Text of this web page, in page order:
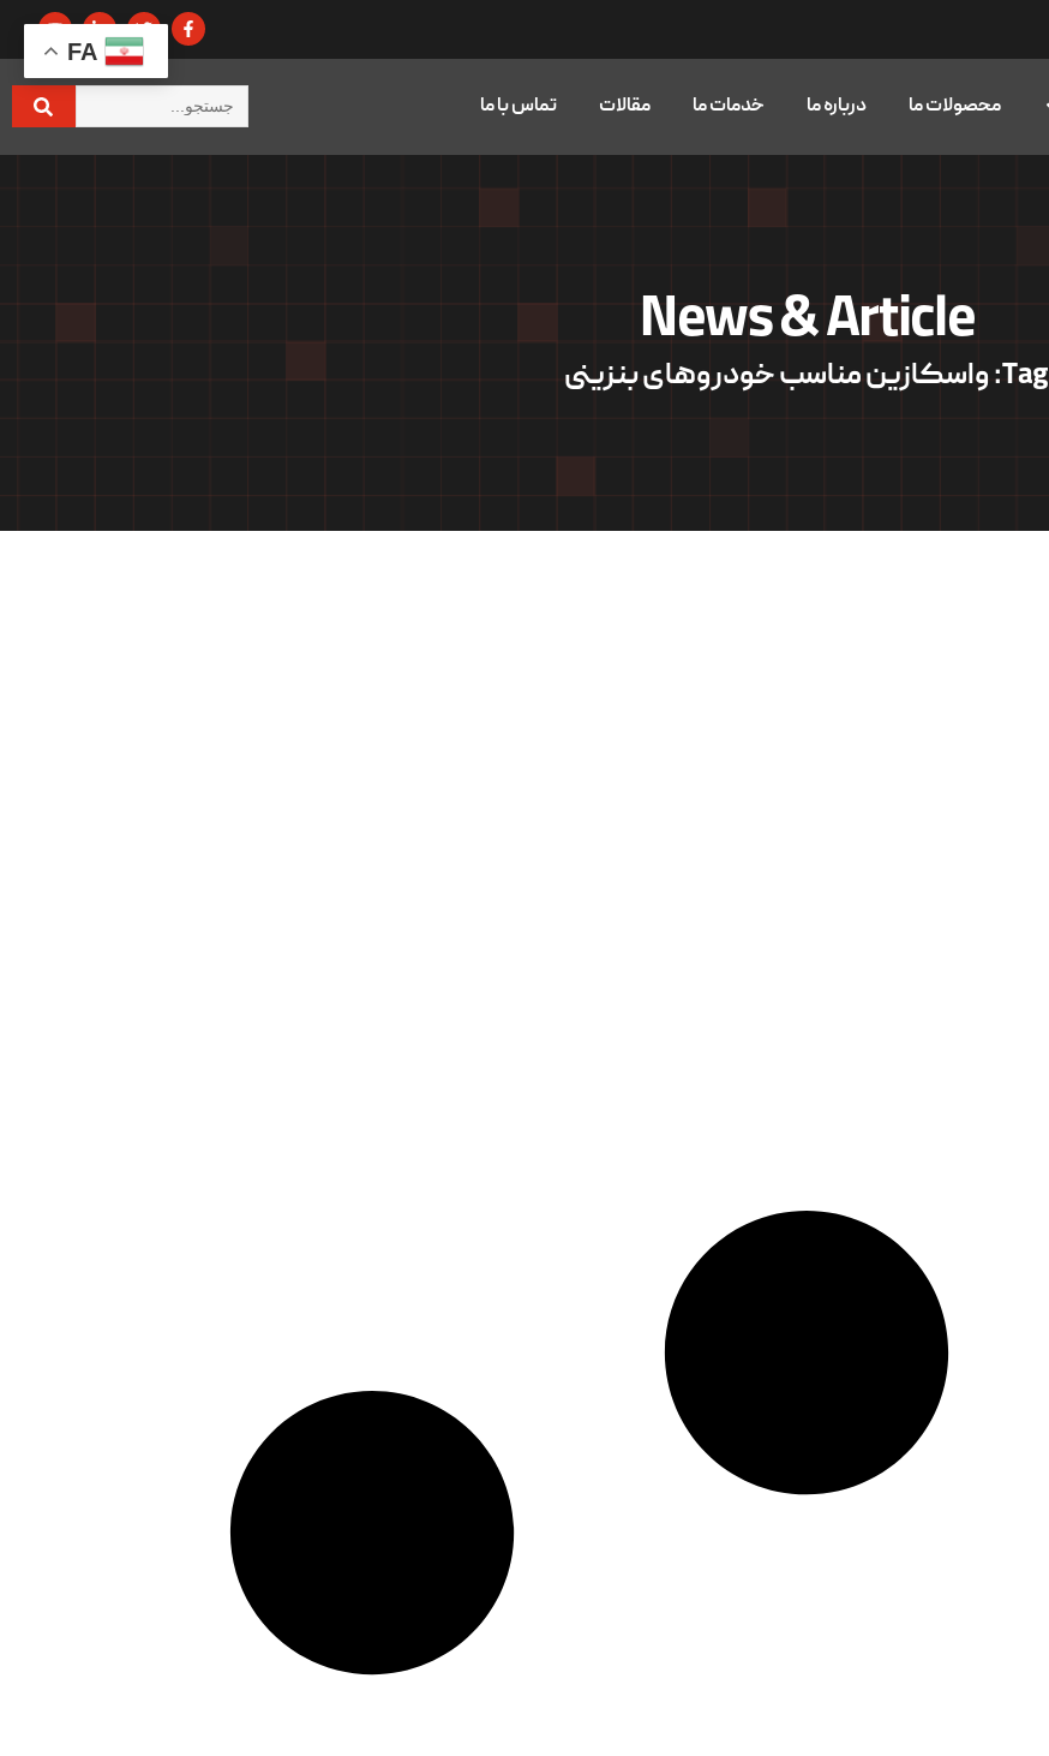
محصولات ما درباره ما خدمات ما مقالات تماس با ما
News & Article
Tag: واسکازین مناسب خودروهای بنزینی
FA